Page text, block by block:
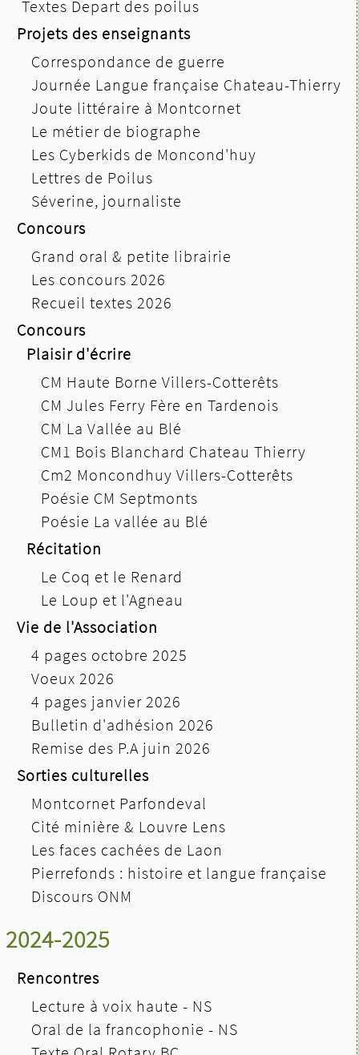
Textes Depart des poilus
Projets des enseignants
Correspondance de guerre
Journée Langue française Chateau-Thierry
Joute littéraire à Montcornet
Le métier de biographe
Les Cyberkids de Moncond'huy
Lettres de Poilus
Séverine, journaliste
Concours
Grand oral & petite librairie
Les concours 2026
Recueil textes 2026
Concours
Plaisir d'écrire
CM Haute Borne Villers-Cotterêts
CM Jules Ferry Fère en Tardenois
CM La Vallée au Blé
CM1 Bois Blanchard Chateau Thierry
Cm2 Moncondhuy Villers-Cotterêts
Poésie CM Septmonts
Poésie La vallée au Blé
Récitation
Le Coq et le Renard
Le Loup et l'Agneau
Vie de l'Association
4 pages octobre 2025
Voeux 2026
4 pages janvier 2026
Bulletin d'adhésion 2026
Remise des P.A juin 2026
Sorties culturelles
Montcornet Parfondeval
Cité minière & Louvre Lens
Les faces cachées de Laon
Pierrefonds : histoire et langue française
Discours ONM
2024-2025
Rencontres
Lecture à voix haute - NS
Oral de la francophonie - NS